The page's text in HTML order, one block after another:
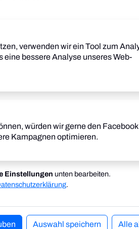
der
oder einer
Haftung (GmbH). Als
Privatvermögen für die
unbeschränkt.
Verbindlichkeiten der
vor dem Ausscheiden
Verbindlichkeiten.
mit ihrem
geboten.
verwenden wir ein Tool zum
bessere Analyse unseres Web-
würden wir gerne den
Kampagnen optimieren.
Einstellungen unten bearbeiten.
.
Auswahl speichern Alle